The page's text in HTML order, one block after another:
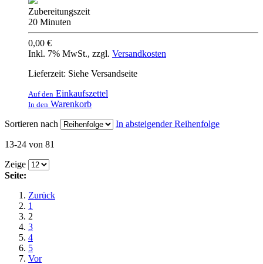
Zubereitungszeit
20 Minuten
0,00 €
Inkl. 7% MwSt., zzgl. Versandkosten
Lieferzeit: Siehe Versandseite
Auf den Einkaufszettel
In den Warenkorb
Sortieren nach
In absteigender Reihenfolge
13-24 von 81
Zeige
Seite:
Zurück
1
2
3
4
5
Vor